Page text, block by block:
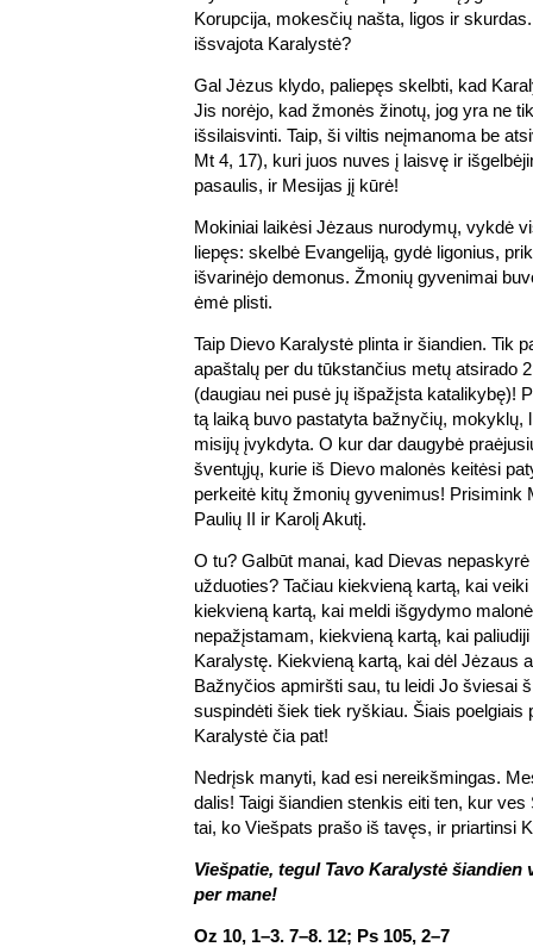
Korupcija, mokesčių našta, ligos ir
išsvajota Karalystė?
Gal Jėzus klydo, paliepęs skelbti, kad
Jis norėjo, kad žmonės žinotų, jog yra ne
išsilaisvinti. Taip, ši viltis neįmanoma be
Mt 4, 17), kuri juos nuves į laisvę ir
pasaulis, ir Mesijas jį kūrė!
Mokiniai laikėsi Jėzaus nurodymų, vykdė
liepęs: skelbė Evangeliją, gydė ligonius,
išvarinėjo demonus. Žmonių gyvenimai
ėmė plisti.
Taip Dievo Karalystė plinta ir šiandien. Tik
apaštalų per du tūkstančius metų atsirado
(daugiau nei pusė jų išpažįsta katalikybę)!
tą laiką buvo pastatyta bažnyčių, mokyklų,
misijų įvykdyta. O kur dar daugybė
šventųjų, kurie iš Dievo malonės keitėsi
perkeitė kitų žmonių gyvenimus! Prisimink
Paulių II ir Karolį Akutį.
O tu? Galbūt manai, kad Dievas
užduoties? Tačiau kiekvieną kartą, kai
kiekvieną kartą, kai meldi išgydymo
nepažįstamam, kiekvieną kartą, kai
Karalystę. Kiekvieną kartą, kai dėl Jėzaus
Bažnyčios apmiršti sau, tu leidi Jo šviesai
suspindėti šiek tiek ryškiau. Šiais poelgiais
Karalystė čia pat!
Nedrįsk manyti, kad esi nereikšmingas.
dalis! Taigi šiandien stenkis eiti ten, kur
tai, ko Viešpats prašo iš tavęs, ir priartinsi
Viešpatie, tegul Tavo Karalystė šiandien
per mane!
Oz 10, 1–3. 7–8. 12; Ps 105, 2–7